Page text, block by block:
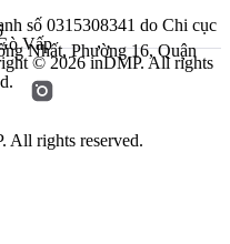
Nhất, Phường 16, Quận
số 0315308341 do Chi cục
Vấp
© 2026 inDMP. All rights
All rights reserved.